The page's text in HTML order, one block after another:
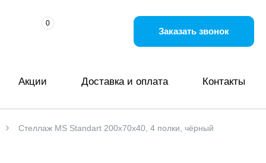
0
Заказать звонок
Акции Доставка и оплата Контакты
Стеллаж MS Standart 200х70х40, 4 полки, чёрный